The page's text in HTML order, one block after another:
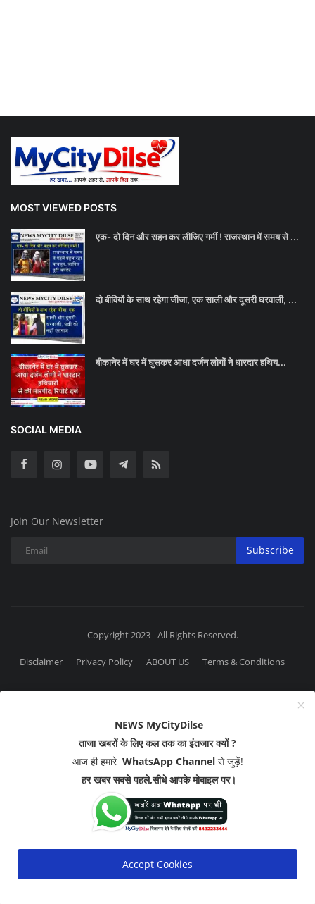
MOST VIEWED POSTS
एक- दो दिन और सहन कर लीजिए गर्मी ! राजस्थान में समय से ...
दो बीवियों के साथ रहेगा जीजा, एक साली और दूसरी घरवाली, ...
बीकानेर में घर में घुसकर आधा दर्जन लोगों ने धारदार हथिय...
SOCIAL MEDIA
Join Our Newsletter
Subscribe
Copyright 2023 - All Rights Reserved.
Disclaimer Privacy Policy ABOUT US Terms & Conditions
NEWS MyCityDilse
ताजा खबरों के लिए कल तक का इंतजार क्यों ?
आज ही हमारे WhatsApp Channelसे जुड़ें!
हर खबर सबसे पहले,सीधे आपके मोबाइल पर।
Accept Cookies